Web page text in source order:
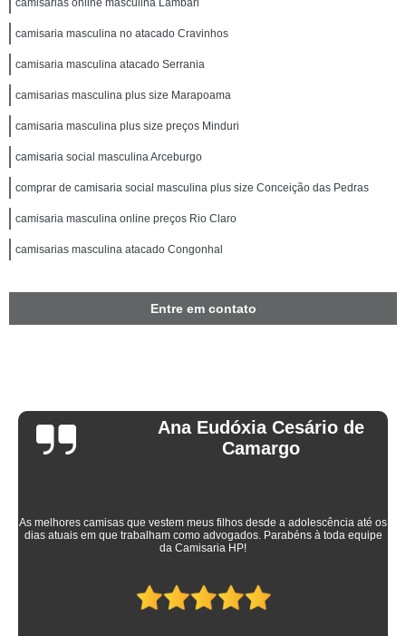
camisarias online masculina Lambari
camisaria masculina no atacado Cravinhos
camisaria masculina atacado Serrania
camisarias masculina plus size Marapoama
camisaria masculina plus size preços Minduri
camisaria social masculina Arceburgo
comprar de camisaria social masculina plus size Conceição das Pedras
camisaria masculina online preços Rio Claro
camisarias masculina atacado Congonhal
Entre em contato
Ana Eudóxia Cesário de
Camargo
As melhores camisas que vestem meus filhos desde a adolescência até os
dias atuais em que trabalham como advogados. Parabéns à toda equipe
da Camisaria HP!